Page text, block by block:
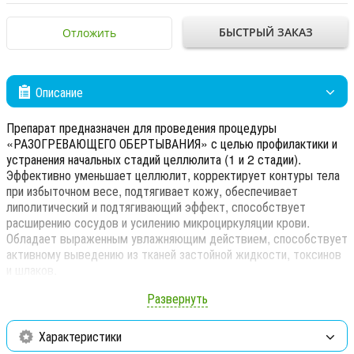
Отложить БЫСТРЫЙ ЗАКАЗ
Описание
Препарат предназначен для проведения процедуры
«РАЗОГРЕВАЮЩЕГО ОБЕРТЫВАНИЯ» с целью профилактики и
устранения начальных стадий целлюлита (1 и 2 стадии).
Эффективно уменьшает целлюлит, корректирует контуры тела
при избыточном весе, подтягивает кожу, обеспечивает
липолитический и подтягивающий эффект, способствует
расширению сосудов и усилению микроциркуляции крови.
Обладает выраженным увлажняющим действием, способствует
активному выведению из тканей застойной жидкости, токсинов
При разогревающем обертывании эффект тепла создается не
в зоне нанесения, что укоряет обменные процессы в клетках и
стимулируется процесс расщепления жиров. Водоросли, глина,
Развернуть
Характеристики